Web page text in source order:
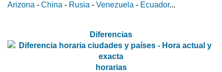
Arizona - China - Rusia - Venezuela - Ecuador...
Diferencias
horarias